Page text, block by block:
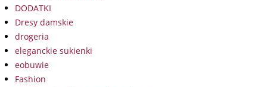
DODATKI
Dresy damskie
drogeria
eleganckie sukienki
eobuwie
Fashion